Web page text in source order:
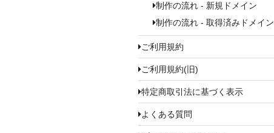
制作の流れ - 新規ドメイン
制作の流れ - 取得済みドメイン
ご利用規約
ご利用規約(旧)
特定商取引法に基づく表示
よくある質問